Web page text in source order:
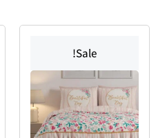
Sale!
עדעד
⁦₪ 263.50⁩
יש
מספר
סוגים.
ניתן